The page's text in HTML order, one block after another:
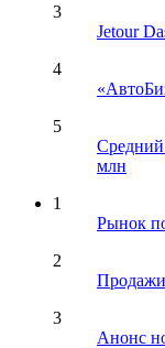
3
Jetour
4
5
Средний
млн
1
Рынок
2
Продажи
3
Анонс